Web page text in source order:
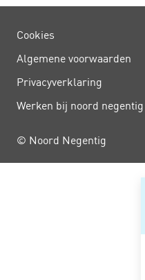
Cookies
Algemene voorwaarden
Privacy­verklaring
Werken bij noord negentig
© Noord Negentig